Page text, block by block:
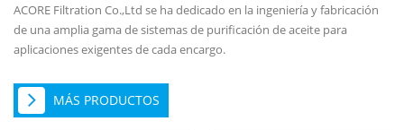
ACORE Filtration Co.,Ltd se ha dedicado en la ingeniería y fabricación
de una amplia gama de sistemas de purificación de aceite para
aplicaciones exigentes de cada encargo.
MÁS PRODUCTOS